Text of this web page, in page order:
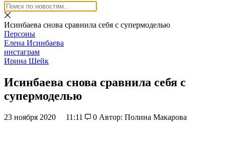
Исинбаева снова сравнила себя с супермоделью
Персоны
Елена Исинбаева
инстаграм
Ирина Шейк
Исинбаева снова сравнила себя с
супермоделью
23 ноября 2020 11:11 0 Автор: Полина Макарова